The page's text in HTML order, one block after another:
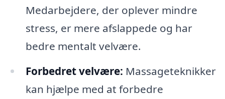
Medarbejdere, der oplever mindre
stress, er mere afslappede og har
bedre mentalt velvære.
Forbedret velvære: Massageteknikker
kan hjælpe med at forbedre